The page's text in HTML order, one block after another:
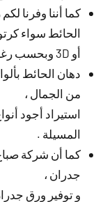
كما أننا وفرنا
الحائط سواء
أو 3D وبحسب رغبة العميل عبر صباغ المسيلة .
دهان الحائط
من الجمال ،
استيراد أجود
المسيلة .
كما أن شركة
جدران ،
و توفير ورق